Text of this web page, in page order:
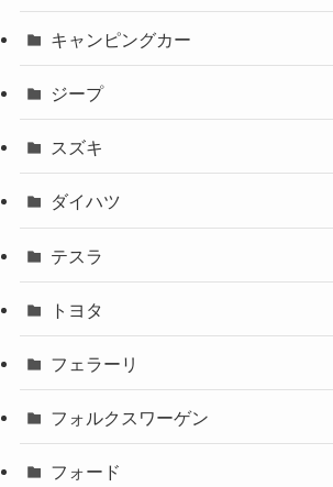
キャンピングカー
ジープ
スズキ
ダイハツ
テスラ
トヨタ
フェラーリ
フォルクスワーゲン
フォード